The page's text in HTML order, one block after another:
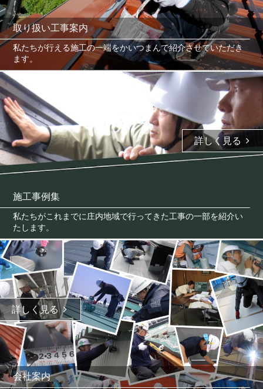
取り扱い工事案内
私たちが行える施工の一端をかいつまんで紹介させていただき
ます。
詳しく見る
施工事例集
私たちがこれまでに庄内地域で行ってきた工事の一部を紹介い
たします。
詳しく見る
会社案内